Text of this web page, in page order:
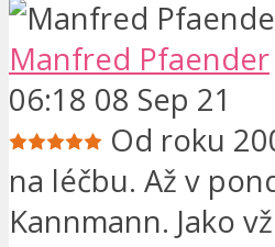
Manfred Pfaender
06:18 08 Sep 21
Od roku
na léčbu. Až v
Kannmann. Jako